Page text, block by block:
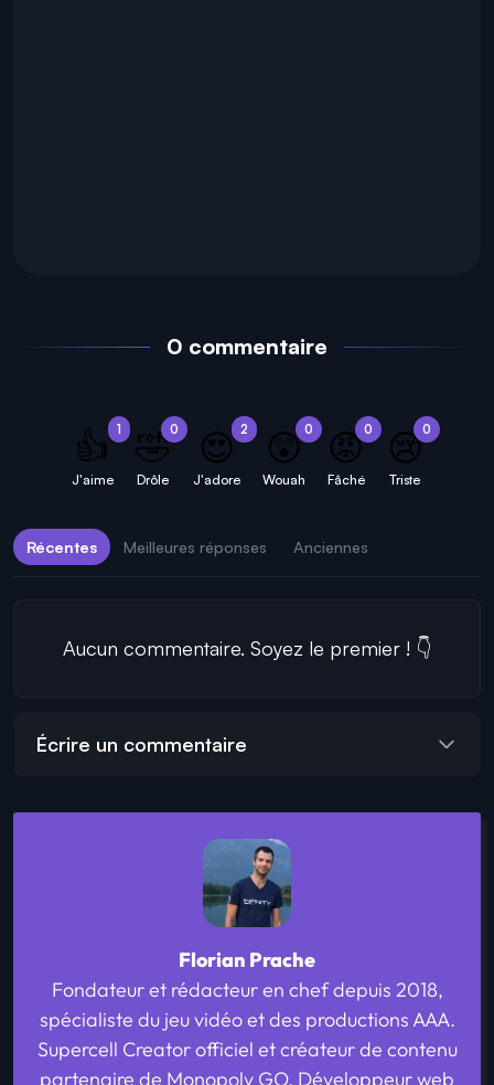
0 commentaire
1
👍
J'aime
0
🤣
Drôle
2
😍
J'adore
0
😲
Wouah
0
😡
Fâché
0
😢
Triste
Récentes Meilleures réponses Anciennes
Aucun commentaire. Soyez le premier ! 👇
Écrire un commentaire
Florian Prache
Fondateur et rédacteur en chef depuis 2018,
spécialiste du jeu vidéo et des productions AAA.
Supercell Creator officiel et créateur de contenu
partenaire de Monopoly GO. Développeur web